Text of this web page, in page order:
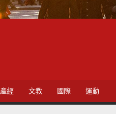
產經 文教 國際 運動